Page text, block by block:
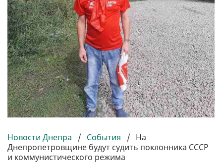
Новости Днепра / События / На
Днепропетровщине будут судить поклонника СССР
и коммунистического режима